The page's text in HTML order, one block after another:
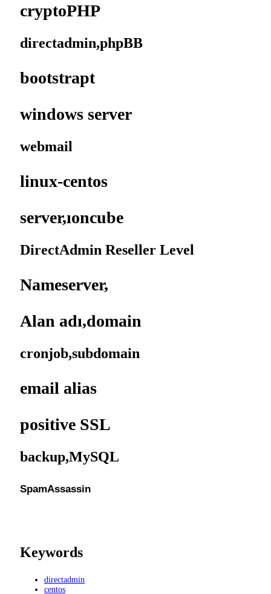
cryptoPHP
directadmin,phpBB
bootstrapt
windows server
webmail
linux-centos
server,ıoncube
DirectAdmin Reseller Level
Nameserver,
Alan adı,domain
cronjob,subdomain
email alias
positive SSL
backup,MySQL
SpamAssassin
Keywords
directadmin
centos